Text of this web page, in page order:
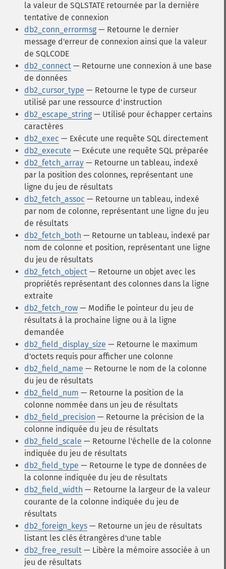
la valeur de SQLSTATE retournée par la dernière
tentative de connexion
db2_conn_errormsg — Retourne le dernier
message d'erreur de connexion ainsi que la valeur
de SQLCODE
db2_connect — Retourne une connexion à une base
de données
db2_cursor_type — Retourne le type de curseur
utilisé par une ressource d'instruction
db2_escape_string — Utilisé pour échapper certains
caractères
db2_exec — Exécute une requête SQL directement
db2_execute — Exécute une requête SQL préparée
db2_fetch_array — Retourne un tableau, indexé
par la position des colonnes, représentant une
ligne du jeu de résultats
db2_fetch_assoc — Retourne un tableau, indexé
par nom de colonne, représentant une ligne du jeu
de résultats
db2_fetch_both — Retourne un tableau, indexé par
nom de colonne et position, représentant une ligne
du jeu de résultats
db2_fetch_object — Retourne un objet avec les
propriétés représentant des colonnes dans la ligne
extraite
db2_fetch_row — Modifie le pointeur du jeu de
résultats à la prochaine ligne ou à la ligne
demandée
db2_field_display_size — Retourne le maximum
d'octets requis pour afficher une colonne
db2_field_name — Retourne le nom de la colonne
du jeu de résultats
db2_field_num — Retourne la position de la
colonne nommée dans un jeu de résultats
db2_field_precision — Retourne la précision de la
colonne indiquée du jeu de résultats
db2_field_scale — Retourne l'échelle de la colonne
indiquée du jeu de résultats
db2_field_type — Retourne le type de données de
la colonne indiquée du jeu de résultats
db2_field_width — Retourne la largeur de la valeur
courante de la colonne indiquée du jeu de
résultats
db2_foreign_keys — Retourne un jeu de résultats
listant les clés étrangères d'une table
db2_free_result — Libère la mémoire associée à un
jeu de résultats